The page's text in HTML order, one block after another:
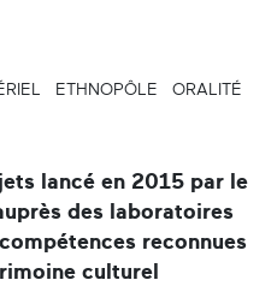
ETHNOPÔLE
ORALITÉ
lancé en 2015 par le
des laboratoires
reconnues
culturel